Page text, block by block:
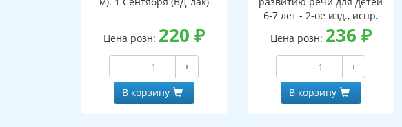
Цена розн: 220 ₽
−
+
В корзину
6-7 лет - 2-ое изд., испр.
Цена розн: 236 ₽
−
+
В корзину